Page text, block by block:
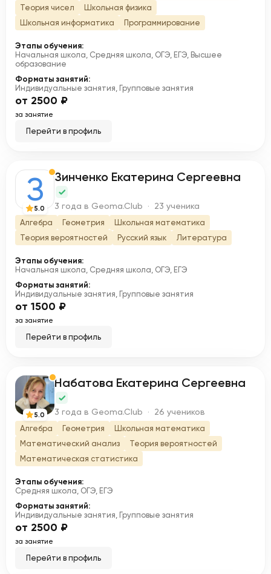
Теория чисел
Школьная физика
Школьная информатика
Программирование
Этапы обучения:
Начальная школа, Средняя школа, ОГЭ, ЕГЭ, Высшее
образование
Форматы занятий:
Индивидуальные занятия, Групповые занятия
от 2500 ₽
за занятие
Перейти в профиль
З
5.0
Зинченко Екатерина Сергеевна
3 года в Geoma.Club · 23 ученика
Алгебра Геометрия
Школьная математика
Теория вероятностей
Русский язык Литература
Этапы обучения:
Начальная школа, Средняя школа, ОГЭ, ЕГЭ
Форматы занятий:
Индивидуальные занятия, Групповые занятия
от 1500 ₽
за занятие
Перейти в профиль
Н
5.0
Набатова Екатерина Сергеевна
3 года в Geoma.Club · 26 учеников
Алгебра Геометрия
Школьная математика
Математический анализ
Теория вероятностей
Математическая статистика
Этапы обучения:
Средняя школа, ОГЭ, ЕГЭ
Форматы занятий:
Индивидуальные занятия, Групповые занятия
от 2500 ₽
за занятие
Перейти в профиль